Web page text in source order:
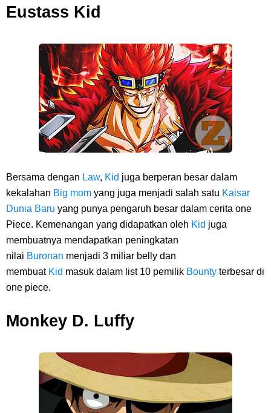
Resep Roti Panggang, Sangat Mudah Untuk Menjadi Cemilan
Bersama Keluarga
Arti Bendera Seychelles, Negara Kepulauan Yang Terletak Di
Samudra Hindia
Sama Sekali
7 Fakta Queen One Piece, All Star Yang Jadi Penanggung Jawab
Penjara Udon
Profil Washifa Assegaf, Pemeran Aurel Pada Sinetron Merangkai
Eustass Kid
Bersama dengan Law, Kid juga berperan besar dalam
kekalahan Big mom yang juga menjadi salah satu Kaisar
Dunia Baru yang punya pengaruh besar dalam cerita one
Piece. Kemenangan yang didapatkan oleh Kid juga
membuatnya mendapatkan peningkatan
nilai Buronan menjadi 3 miliar belly dan
membuat Kid masuk dalam list 10 pemilik Bounty terbesar di
one piece.
Monkey D. Luffy